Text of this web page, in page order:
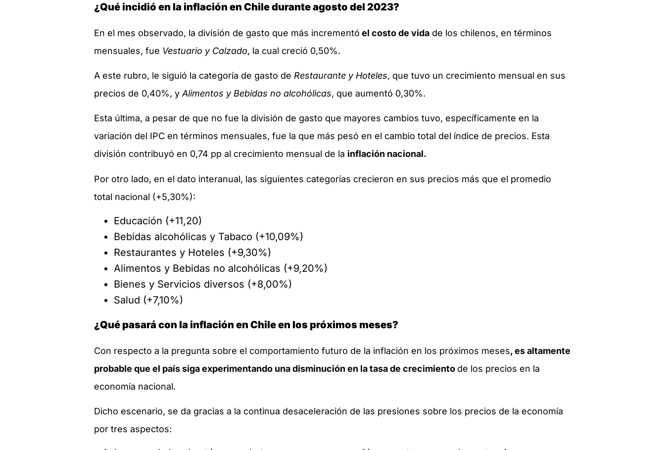
¿Qué incidió en la inflación en Chile durante agosto del 2023?
En el mes observado, la división de gasto que más incrementó el costo de vida de los chilenos, en términos
mensuales, fue Vestuario y Calzado, la cual creció 0,50%.
A este rubro, le siguió la categoría de gasto de Restaurante y Hoteles, que tuvo un crecimiento mensual en sus
precios de 0,40%, y Alimentos y Bebidas no alcohólicas, que aumentó 0,30%.
Esta última, a pesar de que no fue la división de gasto que mayores cambios tuvo, específicamente en la
variación del IPC en términos mensuales, fue la que más pesó en el cambio total del índice de precios. Esta
división contribuyó en 0,74 pp al crecimiento mensual de la inflación nacional.
Por otro lado, en el dato interanual, las siguientes categorías crecieron en sus precios más que el promedio
total nacional (+5,30%):
Educación (+11,20)
Bebidas alcohólicas y Tabaco (+10,09%)
Restaurantes y Hoteles (+9,30%)
Alimentos y Bebidas no alcohólicas (+9,20%)
Bienes y Servicios diversos (+8,00%)
Salud (+7,10%)
¿Qué pasará con la inflación en Chile en los próximos meses?
Con respecto a la pregunta sobre el comportamiento futuro de la inflación en los próximos meses, es altamente
probable que el país siga experimentando una disminución en la tasa de crecimiento de los precios en la
economía nacional.
Dicho escenario, se da gracias a la continua desaceleración de las presiones sobre los precios de la economía
por tres aspectos: